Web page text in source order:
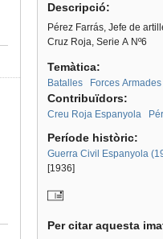
Descripció:
Pérez Farrás, Jefe de
Cruz Roja, Serie A Nº6
Temàtica:
Batalles Forces Armades
Contribuïdors:
Creu Roja Espanyola
Període històric:
Guerra Civil Espanyola
[1936]
Per citar aquesta